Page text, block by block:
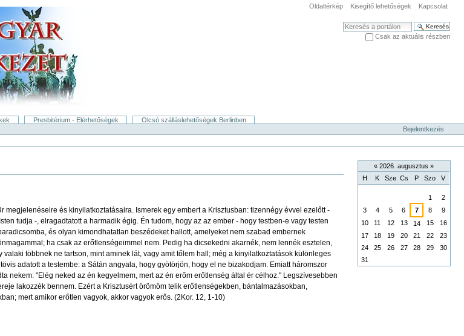
Oldaltérkép Kisegítő lehetőségek Kapcsolat
Keresés
Csak az aktuális részben
Presbitérium - Elérhetőségek
Olcsó szálláslehetőségek Berlinben
Bejelentkezés
megjelenéseire és kinyilatkoztatásaira. Ismerek egy embert a Krisztusban: tizennégy évvel ezelőtt -
tudja -, elragadtatott a harmadik égig. Én tudom, hogy az az ember - hogy testben-e vagy testen
és olyan kimondhatatlan beszédeket hallott, amelyeket nem szabad embernek
ha csak az erőtlenségeimmel nem. Pedig ha dicsekedni akarnék, nem lennék esztelen,
többnek ne tartson, mint aminek lát, vagy amit tőlem hall; még a kinyilatkoztatások különleges
adatott a testembe: a Sátán angyala, hogy gyötörjön, hogy el ne bizakodjam. Emiatt háromszor
nekem: "Elég neked az én kegyelmem, mert az én erőm erőtlenség által ér célhoz." Legszívesebben
lakozzék bennem. Ezért a Krisztusért örömöm telik erőtlenségekben, bántalmazásokban,
mert amikor erőtlen vagyok, akkor vagyok erős. (2Kor. 12, 1-10)
« 2026. augusztus»
H K Sze Cs P Szo V
1
2
3
4 5 6 7 8
9
10
11 12 13 14 15
16
17
18 19 20 21 22
23
24
25 26 27 28 29
30
31